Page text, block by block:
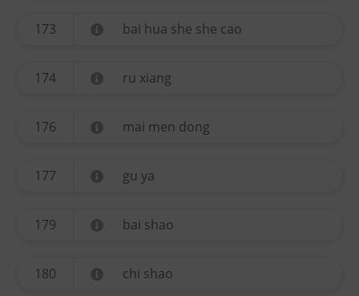
173 bai hua she she cao
174 ru xiang
176 mai men dong
177 gu ya
179 bai shao
180 chi shao